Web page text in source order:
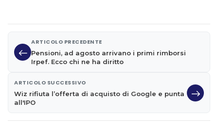
ARTICOLO PRECEDENTE
Pensioni, ad agosto arrivano i primi rimborsi
Irpef. Ecco chi ne ha diritto
ARTICOLO SUCCESSIVO
Wiz rifiuta l’offerta di acquisto di Google e punta
all'IPO